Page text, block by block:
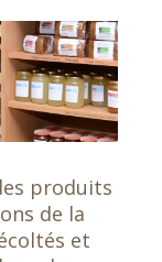
produits
de la
et